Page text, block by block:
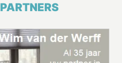
PARTNERS